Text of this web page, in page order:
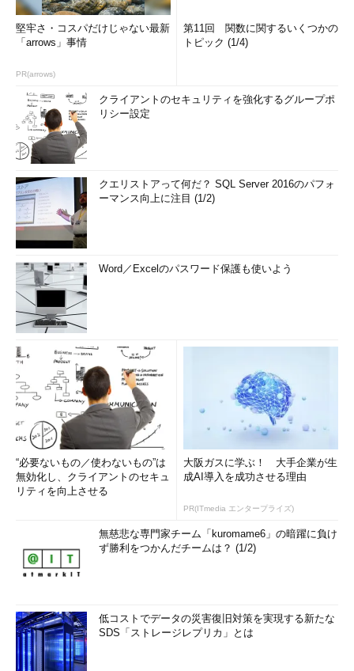
堅牢さ・コスパだけじゃない最新
「arrows」事情
PR(arrows)
第11回 関数に関するいくつかの
トピック (1/4)
クライアントのセキュリティを強化するグループポ
リシー設定
クエリストアって何だ？ SQL Server 2016のパフォ
ーマンス向上に注目 (1/2)
Word／Excelのパスワード保護も使いよう
“必要ないもの／使わないもの”は
無効化し、クライアントのセキュ
リティを向上させる
大阪ガスに学ぶ！ 大手企業が生
成AI導入を成功させる理由
PR(ITmedia エンタープライズ)
無慈悲な専門家チーム「kuromame6」の暗躍に負け
ず勝利をつかんだチームは？ (1/2)
低コストでデータの災害復旧対策を実現する新たな
SDS「ストレージレプリカ」とは